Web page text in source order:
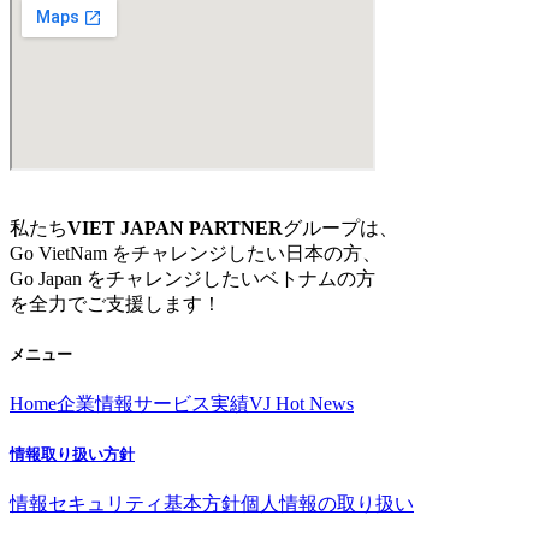
私たちVIET JAPAN PARTNERグループは、
Go VietNam をチャレンジしたい日本の方、
Go Japan をチャレンジしたいベトナムの方
を全力でご支援します！
メニュー
Home企業情報サービス実績VJ Hot News
情報取り扱い方針
情報セキュリティ基本方針個人情報の取り扱い